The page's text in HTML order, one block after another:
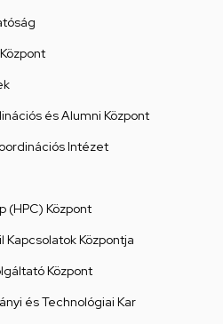
és Alumni Központ
Intézet
(HPC) Központ
Kapcsolatok Központja
Központ
és Technológiai Kar